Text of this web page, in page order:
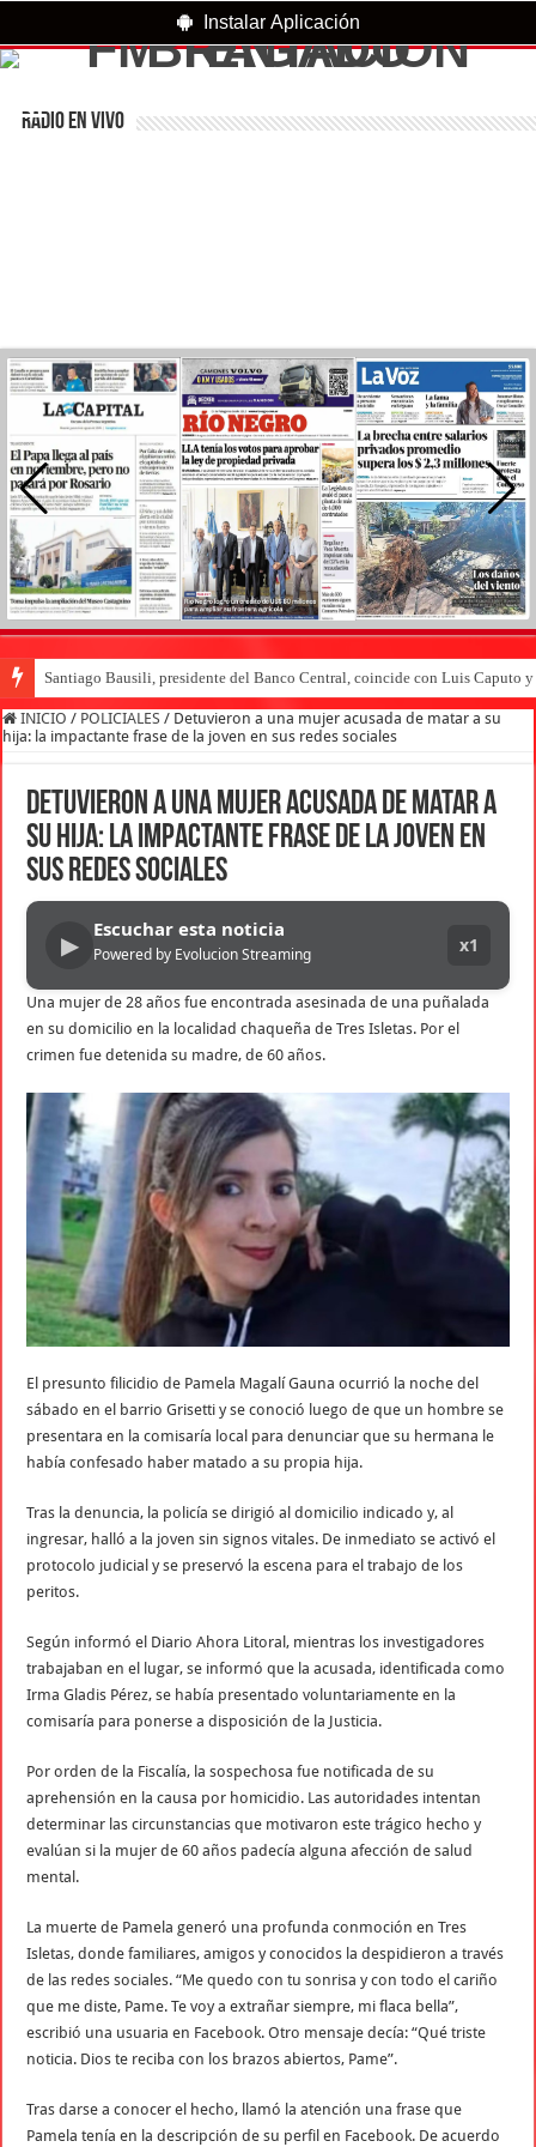
Instalar Aplicación
RADIO EN VIVO
Santiago Bausili, presidente del Banco Central, coincide con Luis Caputo
INICIO / POLICIALES / Detuvieron a una mujer acusada de matar a su
hija: la impactante frase de la joven en sus redes sociales
Detuvieron a una mujer acusada de matar a
su hija: la impactante frase de la joven en
sus redes sociales
▶
Escuchar esta noticia
Powered by Evolucion Streaming x1
Una mujer de 28 años fue encontrada asesinada de una puñalada
en su domicilio en la localidad chaqueña de Tres Isletas. Por el
crimen fue detenida su madre, de 60 años.
El presunto filicidio de Pamela Magalí Gauna ocurrió la noche del
sábado en el barrio Grisetti y se conoció luego de que un hombre se
presentara en la comisaría local para denunciar que su hermana le
había confesado haber matado a su propia hija.
Tras la denuncia, la policía se dirigió al domicilio indicado y, al
ingresar, halló a la joven sin signos vitales. De inmediato se activó el
protocolo judicial y se preservó la escena para el trabajo de los
peritos.
Según informó el Diario Ahora Litoral, mientras los investigadores
trabajaban en el lugar, se informó que la acusada, identificada como
Irma Gladis Pérez, se había presentado voluntariamente en la
comisaría para ponerse a disposición de la Justicia.
Por orden de la Fiscalía, la sospechosa fue notificada de su
aprehensión en la causa por homicidio. Las autoridades intentan
determinar las circunstancias que motivaron este trágico hecho y
evalúan si la mujer de 60 años padecía alguna afección de salud
mental.
La muerte de Pamela generó una profunda conmoción en Tres
Isletas, donde familiares, amigos y conocidos la despidieron a través
de las redes sociales. “Me quedo con tu sonrisa y con todo el cariño
que me diste, Pame. Te voy a extrañar siempre, mi flaca bella”,
escribió una usuaria en Facebook. Otro mensaje decía: “Qué triste
noticia. Dios te reciba con los brazos abiertos, Pame”.
Tras darse a conocer el hecho, llamó la atención una frase que
Pamela tenía en la descripción de su perfil en Facebook. De acuerdo